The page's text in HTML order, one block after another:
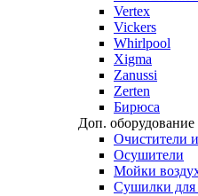
Vertex
Vickers
Whirlpool
Xigma
Zanussi
Zerten
Бирюса
Доп. оборудование
Очистители
Осушители
Мойки
Сушилки для